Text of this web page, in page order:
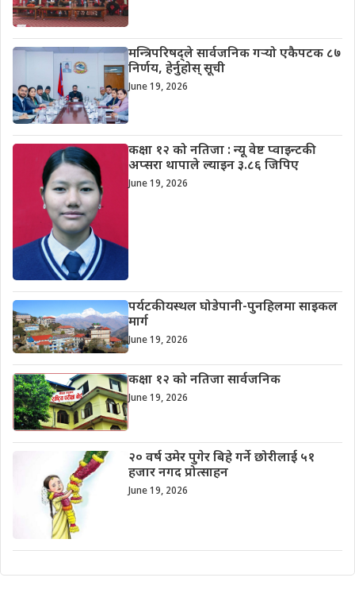
मन्त्रिपरिषद्ले सार्वजनिक गर्‍यो एकैपटक ८७
निर्णय, हेर्नुहोस् सूची
June 19, 2026
कक्षा १२ को नतिजा : न्यू वेष्ट प्वाइन्टकी
अप्सरा थापाले ल्याइन ३.८६ जिपिए
June 19, 2026
पर्यटकीयस्थल घोडेपानी-पुनहिलमा साइकल
मार्ग
June 19, 2026
कक्षा १२ को नतिजा सार्वजनिक
June 19, 2026
२० वर्ष उमेर पुगेर बिहे गर्ने छोरीलाई ५१
हजार नगद प्रोत्साहन
June 19, 2026